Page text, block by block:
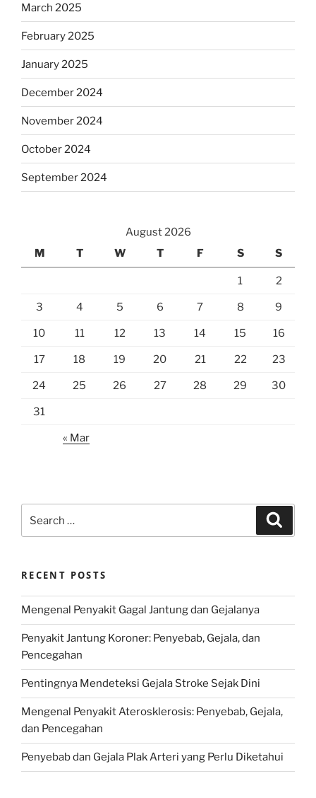
March 2025
February 2025
January 2025
December 2024
November 2024
October 2024
September 2024
August 2026
M
T W T F S S
1 2
3 4 5 6 7 8 9
10 11 12 13 14 15 16
17 18 19 20 21 22 23
24 25 26 27 28 29 30
31
« Mar
for:
RECENT POSTS
Mengenal Penyakit Gagal Jantung dan Gejalanya
Penyakit Jantung Koroner: Penyebab, Gejala, dan
Pencegahan
Pentingnya Mendeteksi Gejala Stroke Sejak Dini
Mengenal Penyakit Aterosklerosis: Penyebab, Gejala,
dan Pencegahan
Penyebab dan Gejala Plak Arteri yang Perlu Diketahui